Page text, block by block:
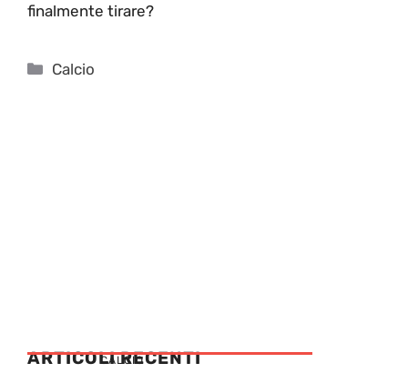
finalmente tirare?
Categorie
Calcio
ARTICOLI RECENTI
CALCIO